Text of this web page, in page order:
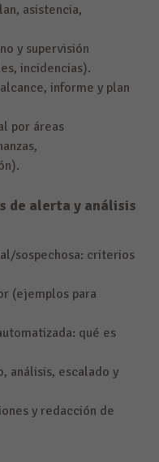
asistencia,
y supervisión
incidencias).
informe y plan
por áreas
de alerta y análisis
sospechosa: criterios
(ejemplos para
qué es
análisis, escalado y
y redacción de